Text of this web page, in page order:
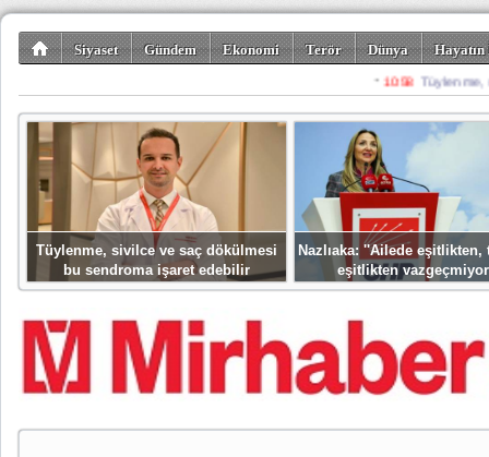
Siyaset Gündem Ekonomi Terör Dünya
Spor Misafir
Tüylenme, sivilce ve saç dökülmesi
bu sendroma işaret edebilir
Nazlıaka: ''Ailede eşitlikten,
eşitlikten